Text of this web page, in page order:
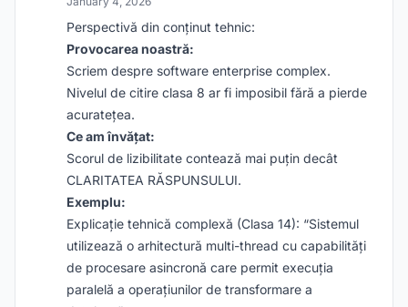
Perspectivă din conținut tehnic:
Provocarea noastră:
Scriem despre software enterprise complex.
Nivelul de citire clasa 8 ar fi imposibil fără a pierde
acuratețea.
Ce am învățat:
Scorul de lizibilitate contează mai puțin decât
CLARITATEA RĂSPUNSULUI.
Exemplu:
Explicație tehnică complexă (Clasa 14): “Sistemul
utilizează o arhitectură multi-thread cu capabilități
de procesare asincronă care permit execuția
paralelă a operațiunilor de transformare a